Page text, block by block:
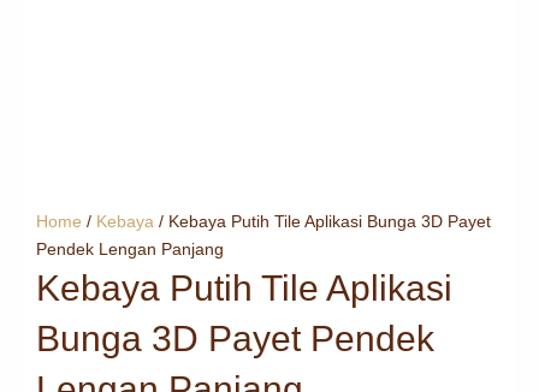
Home / Kebaya / Kebaya Putih Tile Aplikasi Bunga 3D Payet
Pendek Lengan Panjang
Kebaya Putih Tile Aplikasi
Bunga 3D Payet Pendek